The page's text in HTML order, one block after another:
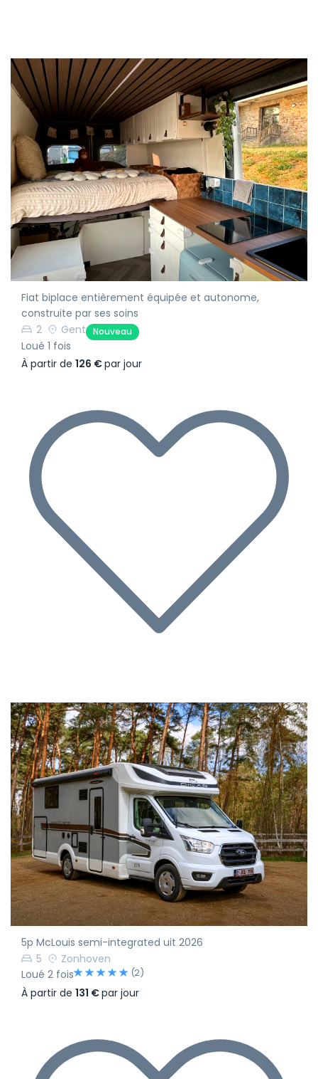
Fiat biplace entièrement équipée et autonome,
construite par ses soins
2
Gent Nouveau
Loué 1 fois
À partir de 126 €par jour
5p McLouis semi-integrated uit 2026
5
Zonhoven
Loué 2 fois
(2)
À partir de 131 €par jour